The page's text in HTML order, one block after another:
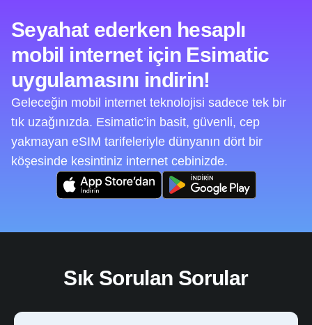
Seyahat ederken hesaplı
mobil internet için Esimatic
uygulamasını indirin!
Geleceğin mobil internet teknolojisi sadece tek bir
tık uzağınızda. Esimatic’in basit, güvenli, cep
yakmayan eSIM tarifeleriyle dünyanın dört bir
köşesinde kesintiniz internet cebinizde.
Sık Sorulan Sorular